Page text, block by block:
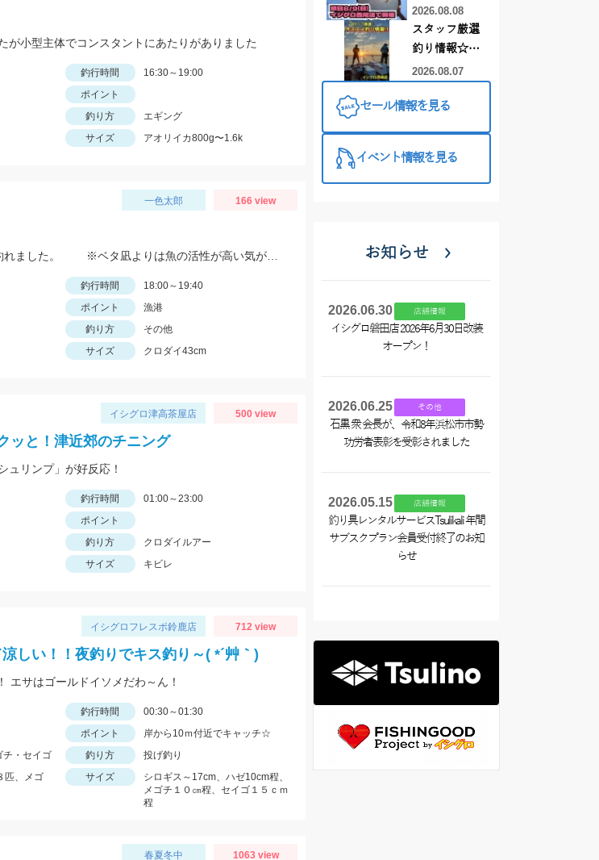
が小型主体でコンスタントにあたりがありました
釣行時間
16:30～19:00
ポイント
釣り方
エギング
サイズ アオリイカ800g〜1.6k
一色太郎 166 view
釣行時間
18:00～19:40
ポイント
漁港
釣り方
その他
サイズ クロダイ43cm
イシグロ津高茶屋店 500 view
ッと！津近郊のチニング
ュリンプ」が好反応！
釣行時間
01:00～23:00
ポイント
釣り方
クロダイルアー
サイズ キビレ
イシグロフレスポ鈴鹿店 712 view
しい！！夜釣りでキス釣り～( *´艸｀)
エサはゴールドイソメだわ～ん！
釣行時間
00:30～01:30
ポイント
岸から10ｍ付近でキャッチ☆
チ・セイゴ 釣り方
投げ釣り
匹、メゴ
サイズ
シロギス～17cm、ハゼ10cm程、
メゴチ１０㎝程、セイゴ１５ｃｍ
程
春夏冬中 1063 view
日！！！～オ
ーダー偏光グ
ラス受注会～
2026.08.08
スタッフ厳選
釣り情報☆彡
連休は何釣り
♪【イシグロ
2026.08.07
セール情報を見る
イベント情報を見る
お知らせ
2026.06.30 店舗情報
イシグロ磐田店 2026年6月30日改装
オープン！
2026.06.25 その他
石黒 衆 会長が、令和8年浜松市市勢
功労者表彰を受彰されました
2026.05.15 店舗情報
釣り具レンタルサービスTsulikali 年間
サブスクプラン会員受付終了のお知
らせ